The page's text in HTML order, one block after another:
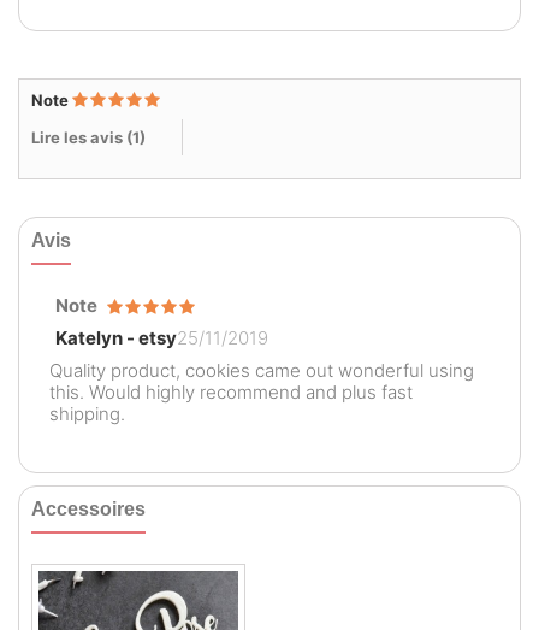
Note
Lire les avis (1)
Avis
Note
Katelyn - etsy25/11/2019
Quality product, cookies came out wonderful using
this. Would highly recommend and plus fast
shipping.
Accessoires